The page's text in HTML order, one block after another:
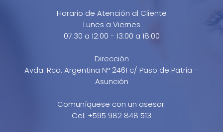
Horario de Atención al Cliente
Lunes a Viernes
07:30 a 12:00 - 13:00 a 18:00
Dirección
Avda. Rca. Argentina N° 2461 c/ Paso de Patria –
Asunción
Comuníquese con un asesor:
Cel: +595 982 848 513